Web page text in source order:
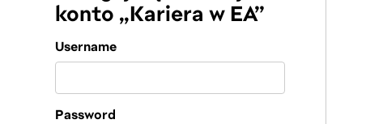
konto „Kariera w EA”
Login
Username
Password